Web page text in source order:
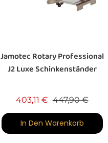
Jamotec Rotary Professional
J2 Luxe Schinkenständer
403,11 € Verkaufspreis
447,90 €Preis
In Den Warenkorb